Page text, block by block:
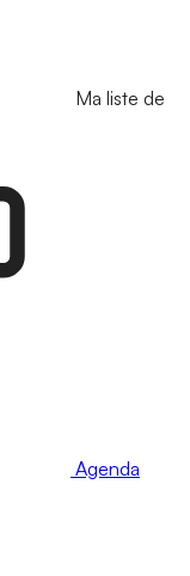
Ma liste de
Agenda